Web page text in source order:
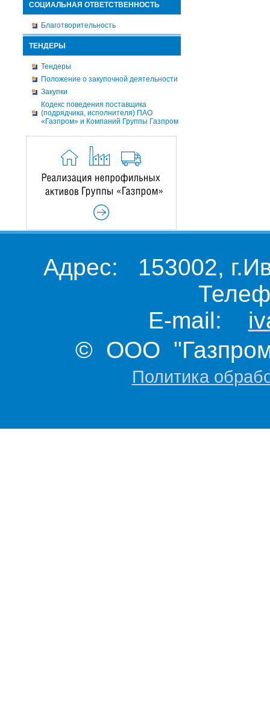
СОЦИАЛЬНАЯ ОТВЕТСТВЕННОСТЬ
Благотворительность
ТЕНДЕРЫ
Тендеры
Положение о закупочной деятельности
Закупки
Кодекс поведения поставщика
(подрядчика, исполнителя) ПАО
«Газпром» и Компаний Группы Газпром
Адрес: 153002,
E-mail:
© ООО "Газпром
Политика